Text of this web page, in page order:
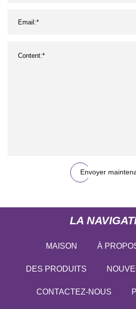
Envoyer
LA
MAISON À
DES PRODUITS
CONTACTEZ-NOUS